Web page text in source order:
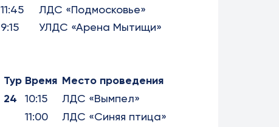
11:45
ЛДС «Подмосковье»
9:15 УЛДС «Арена Мытищи»
Тур Время Место проведения
24 10:15
ЛДС «Вымпел»
11:00
ЛДС «Синяя птица»